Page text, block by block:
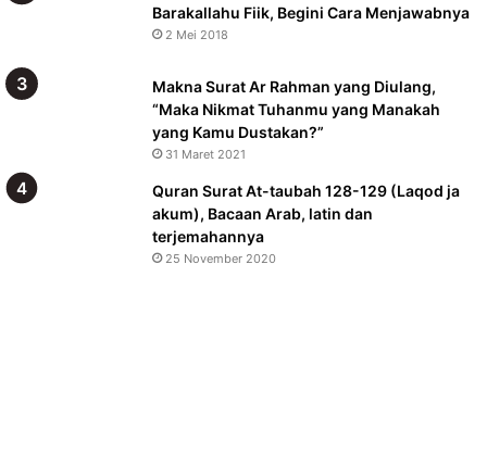
Barakallahu Fiik, Begini Cara Menjawabnya
2 Mei 2018
Makna Surat Ar Rahman yang Diulang,
“Maka Nikmat Tuhanmu yang Manakah
yang Kamu Dustakan?”
31 Maret 2021
Quran Surat At-taubah 128-129 (Laqod ja
akum), Bacaan Arab, latin dan
terjemahannya
25 November 2020